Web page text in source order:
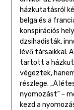
házkutatásról
belga és a
konspirációs
dzsihadisták,
lévő társaikkal.
tartott a
végeztek,
részlege. „A
nyomozást” –
kezd a